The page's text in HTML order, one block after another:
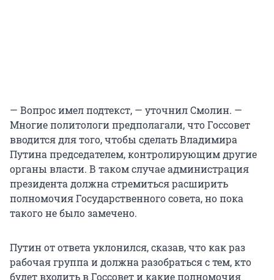
— Вопрос имел подтекст, — уточнил Смолин. —
Многие политологи предполагали, что Госсовет
вводится для того, чтобы сделать Владимира
Путина председателем, контролирующим другие
органы власти. В таком случае администрация
президента должна стремиться расширить
полномочия Государственного совета, но пока
такого не было замечено.
Путин от ответа уклонился, сказав, что как раз
рабочая группа и должна разобраться с тем, кто
будет входить в Госсовет и какие полномочия